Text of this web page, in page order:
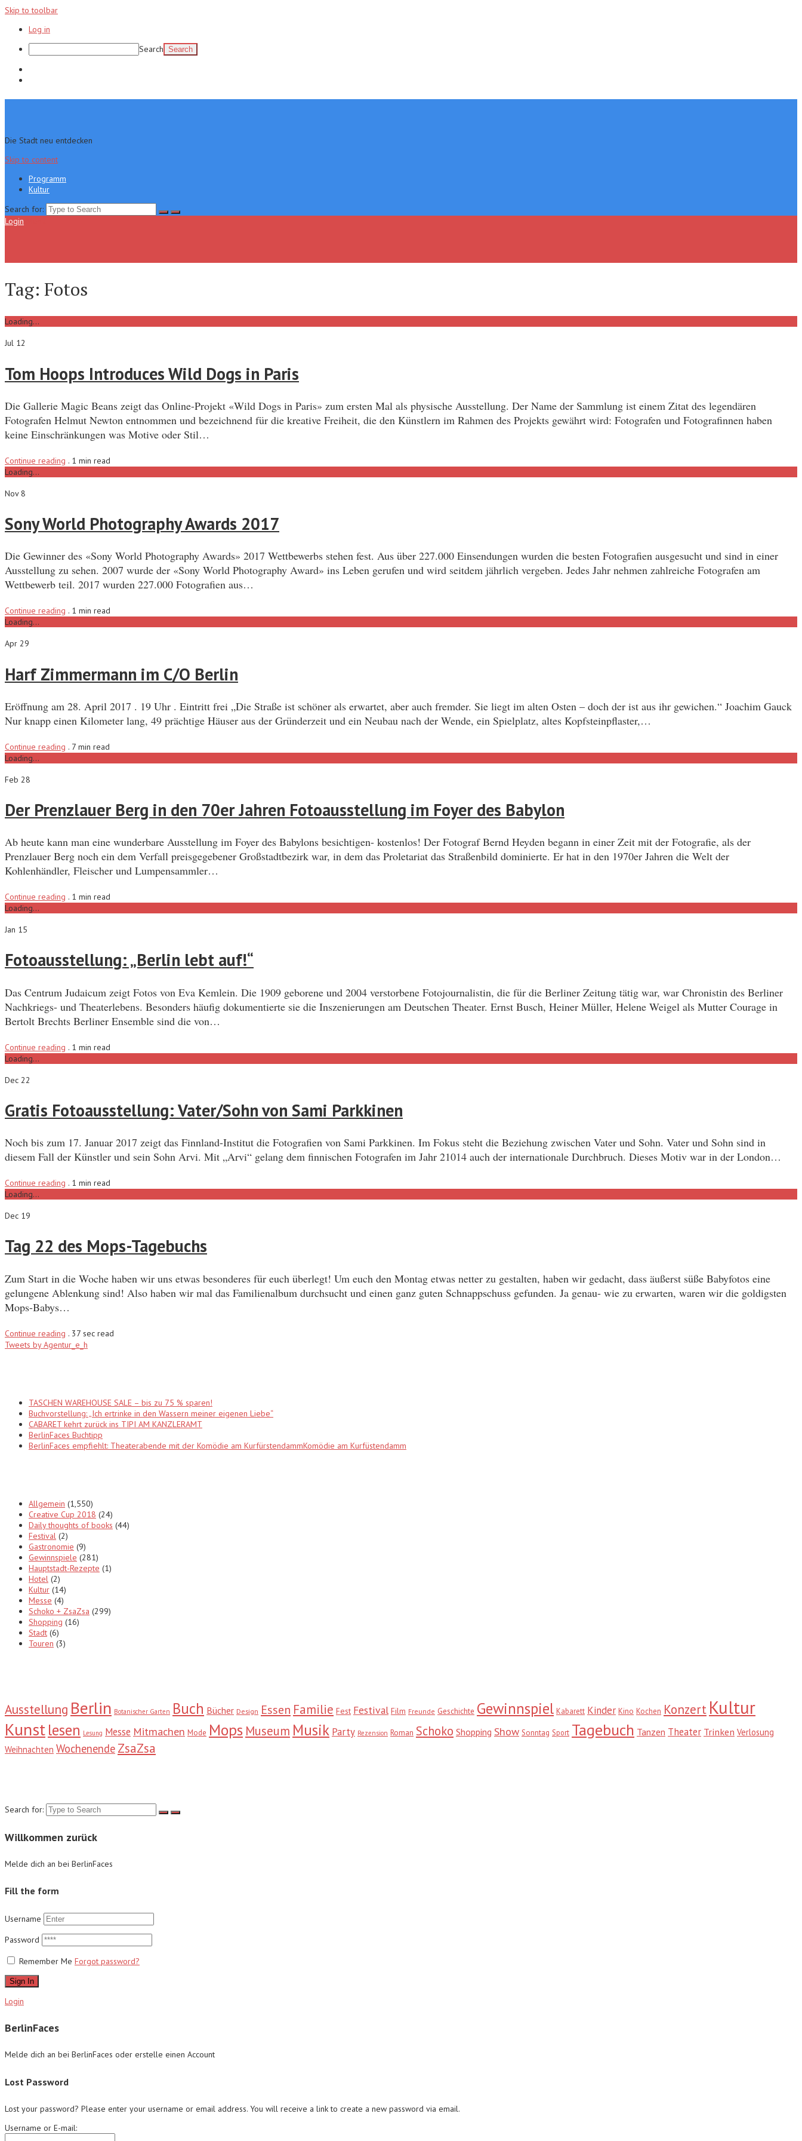
Skip to toolbar
Log in
Search
Die Stadt neu entdecken
Skip to content
Programm
Kultur
Search for:
Login
Tag: Fotos
Loading...
Jul 12
Tom Hoops Introduces Wild Dogs in Paris
Die Gallerie Magic Beans zeigt das Online-Projekt «Wild Dogs in Paris» zum ersten Mal als physische Ausstellung. Der Name der Sammlung ist einem Zitat des legendären
Fotografen Helmut Newton entnommen und bezeichnend für die kreative Freiheit, die den Künstlern im Rahmen des Projekts gewährt wird: Fotografen und Fotografinnen haben
keine Einschränkungen was Motive oder Stil…
Continue reading . 1 min read
Loading...
Nov 8
Sony World Photography Awards 2017
Die Gewinner des «Sony World Photography Awards» 2017 Wettbewerbs stehen fest. Aus über 227.000 Einsendungen wurden die besten Fotografien ausgesucht und sind in einer
Ausstellung zu sehen. 2007 wurde der «Sony World Photography Award» ins Leben gerufen und wird seitdem jährlich vergeben. Jedes Jahr nehmen zahlreiche Fotografen am
Wettbewerb teil. 2017 wurden 227.000 Fotografien aus…
Continue reading . 1 min read
Loading...
Apr 29
Harf Zimmermann im C/O Berlin
Eröffnung am 28. April 2017 . 19 Uhr . Eintritt frei „Die Straße ist schöner als erwartet, aber auch fremder. Sie liegt im alten Osten – doch der ist aus ihr gewichen.“ Joachim Gauck
Nur knapp einen Kilometer lang, 49 prächtige Häuser aus der Gründerzeit und ein Neubau nach der Wende, ein Spielplatz, altes Kopfsteinpflaster,…
Continue reading . 7 min read
Loading...
Feb 28
Der Prenzlauer Berg in den 70er Jahren Fotoausstellung im Foyer des Babylon
Ab heute kann man eine wunderbare Ausstellung im Foyer des Babylons besichtigen- kostenlos! Der Fotograf Bernd Heyden begann in einer Zeit mit der Fotografie, als der
Prenzlauer Berg noch ein dem Verfall preisgegebener Großstadtbezirk war, in dem das Proletariat das Straßenbild dominierte. Er hat in den 1970er Jahren die Welt der
Kohlenhändler, Fleischer und Lumpensammler…
Continue reading . 1 min read
Loading...
Jan 15
Fotoausstellung: „Berlin lebt auf!“
Das Centrum Judaicum zeigt Fotos von Eva Kemlein. Die 1909 geborene und 2004 verstorbene Fotojournalistin, die für die Berliner Zeitung tätig war, war Chronistin des Berliner
Nachkriegs- und Theaterlebens. Besonders häufig dokumentierte sie die Inszenierungen am Deutschen Theater. Ernst Busch, Heiner Müller, Helene Weigel als Mutter Courage in
Bertolt Brechts Berliner Ensemble sind die von…
Continue reading . 1 min read
Loading...
Dec 22
Gratis Fotoausstellung: Vater/Sohn von Sami Parkkinen
Noch bis zum 17. Januar 2017 zeigt das Finnland-Institut die Fotografien von Sami Parkkinen. Im Fokus steht die Beziehung zwischen Vater und Sohn. Vater und Sohn sind in
diesem Fall der Künstler und sein Sohn Arvi. Mit „Arvi“ gelang dem finnischen Fotografen im Jahr 21014 auch der internationale Durchbruch. Dieses Motiv war in der London…
Continue reading . 1 min read
Loading...
Dec 19
Tag 22 des Mops-Tagebuchs
Zum Start in die Woche haben wir uns etwas besonderes für euch überlegt! Um euch den Montag etwas netter zu gestalten, haben wir gedacht, dass äußerst süße Babyfotos eine
gelungene Ablenkung sind! Also haben wir mal das Familienalbum durchsucht und einen ganz guten Schnappschuss gefunden. Ja genau- wie zu erwarten, waren wir die goldigsten
Mops-Babys…
Continue reading . 37 sec read
Tweets by Agentur_e_h
TASCHEN WAREHOUSE SALE – bis zu 75 % sparen!
Buchvorstellung: „Ich ertrinke in den Wassern meiner eigenen Liebe“
CABARET kehrt zurück ins TIPI AM KANZLERAMT
BerlinFaces Buchtipp
BerlinFaces empfiehlt: Theaterabende mit der Komödie am KurfürstendammKomödie am Kurfüstendamm
Allgemein (1,550)
Creative Cup 2018 (24)
Daily thoughts of books (44)
Festival (2)
Gastronomie (9)
Gewinnspiele (281)
Hauptstadt-Rezepte (1)
Hotel (2)
Kultur (14)
Messe (4)
Schoko + ZsaZsa (299)
Shopping (16)
Stadt (6)
Touren (3)
Ausstellung Berlin Botanischer Garten Buch Bücher Design Essen Familie Fest Festival Film Freunde Geschichte Gewinnspiel Kabarett Kinder Kino Kochen Konzert Kultur
Kunstlesen Lesung Messe Mitmachen Mode Mops Museum Musik Party Rezension Roman Schoko Shopping Show Sonntag Sport Tagebuch Tanzen Theater Trinken Verlosung
Weihnachten Wochenende ZsaZsa
Search for:
Willkommen zurück
Melde dich an bei BerlinFaces
Fill the form
Username
Password
Remember Me Forgot password?
Sign In
Login
BerlinFaces
Melde dich an bei BerlinFaces oder erstelle einen Account
Lost Password
Lost your password? Please enter your username or email address. You will receive a link to create a new password via email.
Username or E-mail: